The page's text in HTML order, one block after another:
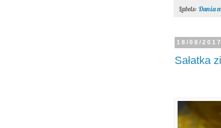
Labels: Dania
18/08/
Sałatka